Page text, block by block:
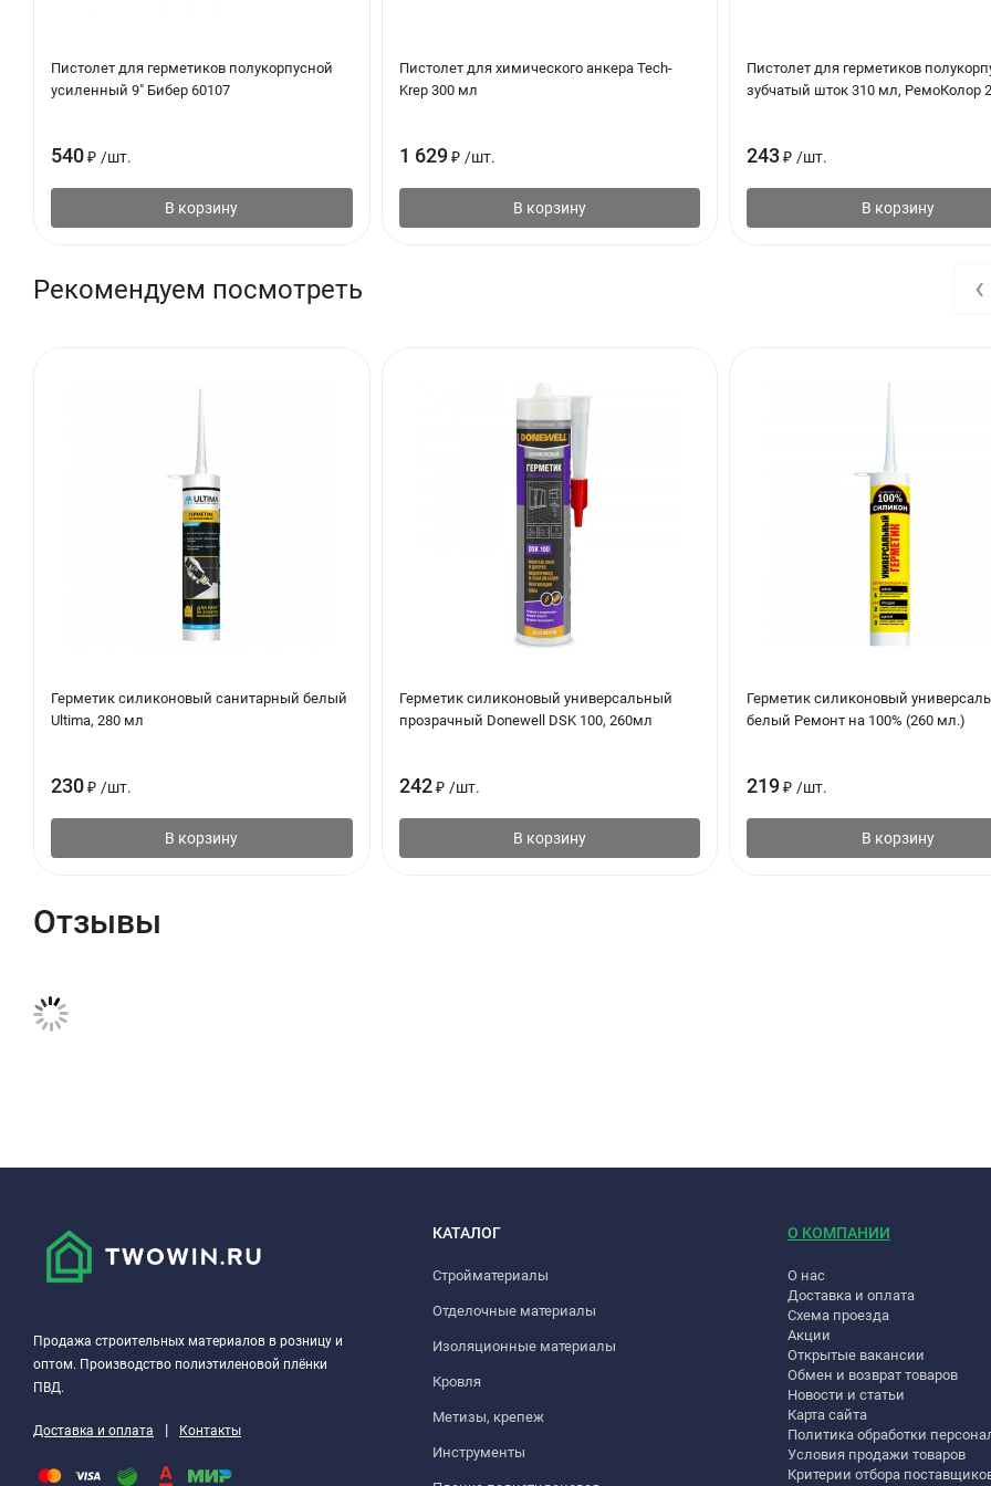
Пистолет для герметиков полукорпусной
усиленный 9" Бибер 60107
540₽ /шт.
В корзину
Пистолет для химического анкера Tech-
Krep 300 мл
1 629 ₽ /шт.
В корзину
Пистолет для герметиков
зубчатый шток 310 мл, РемоКолор
243 ₽ /шт.
В корзину
Рекомендуем посмотреть
Герметик силиконовый санитарный белый
Ultima, 280 мл
230₽ /шт.
В корзину
Герметик силиконовый универсальный
прозрачный Donewell DSK 100, 260мл
242 ₽ /шт.
В корзину
Герметик силиконовый
белый Ремонт на 100% (260 мл.)
219 ₽ /шт.
В корзину
‹
Отзывы
Продажа строительных материалов в розницу и
оптом. Производство полиэтиленовой плёнки
ПВД.
Доставка и оплата | Контакты
КАТАЛОГ
Стройматериалы
Отделочные материалы
Изоляционные материалы
Кровля
Метизы, крепеж
Инструменты
О КОМПАНИИ
О нас
Доставка и оплата
Схема проезда
Акции
Открытые вакансии
Обмен и возврат товаров
Новости и статьи
Карта сайта
Политика обработки
Условия продажи товаров
Критерии отбора